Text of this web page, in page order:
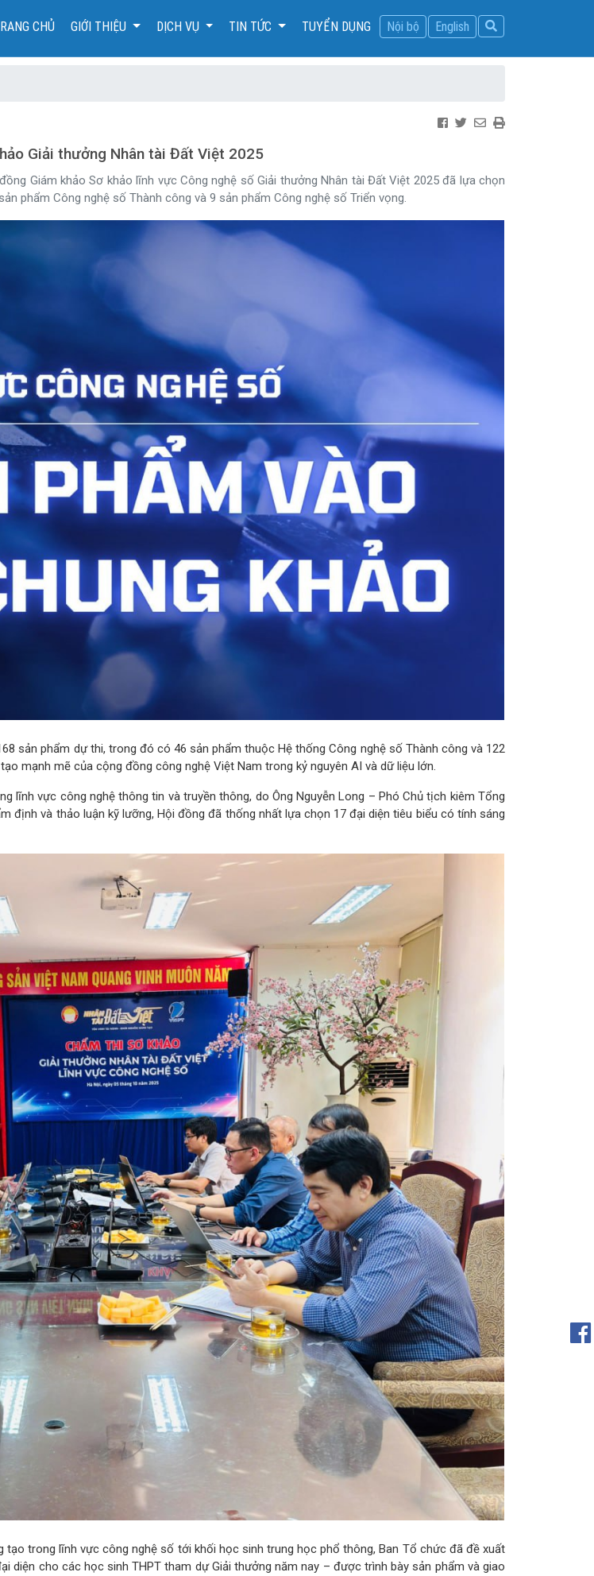
CHỦ(CURRENT)
GIỚI THIỆU DỊCH VỤ TIN TỨC TUYỂN DỤNG Nội bộ English
Giải thưởng Nhân tài Đất Việt 2025
Giám khảo Sơ khảo lĩnh vực Công nghệ số Giải thưởng Nhân tài Đất Việt 2025 đã lựa chọn
phẩm Công nghệ số Thành công và 9 sản phẩm Công nghệ số Triển vọng.
sản phẩm dự thi, trong đó có 46 sản phẩm thuộc Hệ thống Công nghệ số Thành công và 122
mạnh mẽ của cộng đồng công nghệ Việt Nam trong kỷ nguyên AI và dữ liệu lớn.
lĩnh vực công nghệ thông tin và truyền thông, do Ông Nguyễn Long – Phó Chủ tịch kiêm Tổng
định và thảo luận kỹ lưỡng, Hội đồng đã thống nhất lựa chọn 17 đại diện tiêu biểu có tính sáng
trong lĩnh vực công nghệ số tới khối học sinh trung học phổ thông, Ban Tổ chức đã đề xuất
diện cho các học sinh THPT tham dự Giải thưởng năm nay – được trình bày sản phẩm và giao